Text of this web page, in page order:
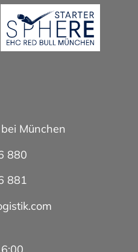
München
880
881